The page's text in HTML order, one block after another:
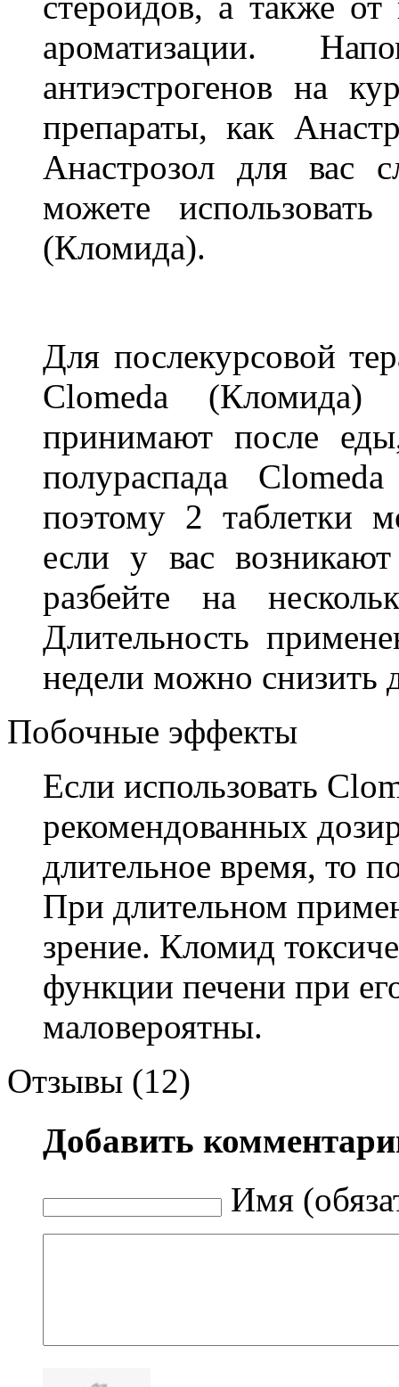
ароматизации.
антиэстрогенов на
препараты, как
Анастрозол для вас
можете
(Кломида).
Для послекурсовой
Clomeda
принимают после
полураспада
поэтому 2 таблетки
если у вас
разбейте на
Длительность
недели можно снизить
Побочные эффекты
Если использовать
рекомендованных
длительное время, то
При длительном
зрение. Кломид
функции печени при
маловероятны.
Отзывы (12)
Добавить
Имя